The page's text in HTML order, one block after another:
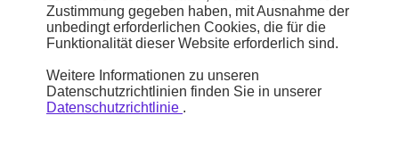
Neuwagen
600e
Zustimmung gegeben haben, mit Ausnahme der
unbedingt erforderlichen Cookies, die für die
Funktionalität dieser Website erforderlich sind.
Weitere Informationen zu unseren
Datenschutzrichtlinien finden Sie in unserer
Datenschutzrichtlinie .